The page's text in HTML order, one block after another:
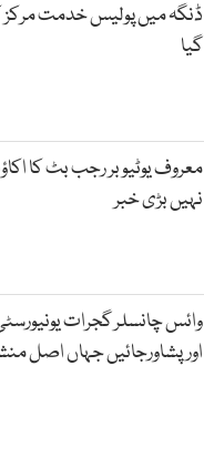
ڈنگہ میں پولیس خدمت مرکز
گیا
معروف یوٹیوبر رجب بٹ کا
نہیں بڑی خبر
وائس چانسلر گجرات
اورپشاورجائیں جہاں اصل